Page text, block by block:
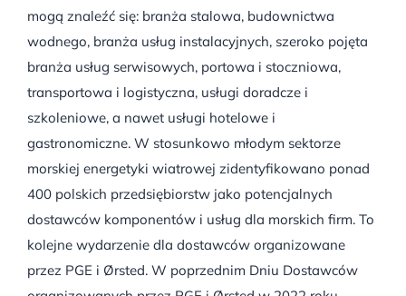
mogą znaleźć się: branża stalowa, budownictwa
wodnego, branża usług instalacyjnych, szeroko pojęta
branża usług serwisowych, portowa i stoczniowa,
transportowa i logistyczna, usługi doradcze i
szkoleniowe, a nawet usługi hotelowe i
gastronomiczne. W stosunkowo młodym sektorze
morskiej energetyki wiatrowej zidentyfikowano ponad
400 polskich przedsiębiorstw jako potencjalnych
dostawców komponentów i usług dla morskich firm. To
kolejne wydarzenie dla dostawców organizowane
przez PGE i Ørsted. W poprzednim Dniu Dostawców